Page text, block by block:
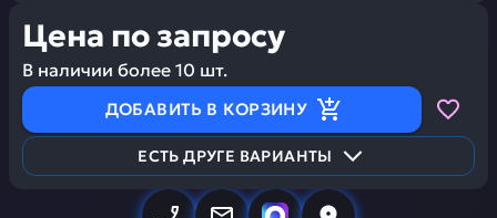
Цена по запросу
В наличии более 10 шт.
ДОБАВИТЬ В КОРЗИНУ
ЕСТЬ ДРУГЕ ВАРИАНТЫ